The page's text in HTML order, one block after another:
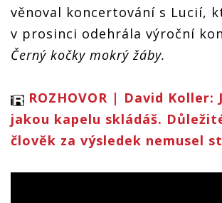
věnoval koncertování s Lucií,
v prosinci odehrála výroční
Černý kočky mokrý žáby.
ROZHOVOR | David Koller:
jakou kapelu skládáš.
člověk za výsledek nemusel